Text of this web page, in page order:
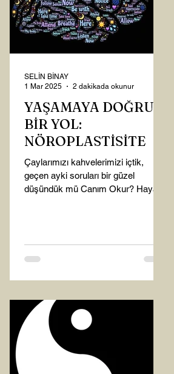
YAŞAMAYA DOĞRU
BİR YOL:
NÖROPLASTİSİTE
Çaylarımızı kahvelerimizi içtik,
geçen ayki soruları bir güzel
düşündük mü Canım Okur? Hayatta
SELİN BİNAY
1 Mar 2025
2 dakikada okunur